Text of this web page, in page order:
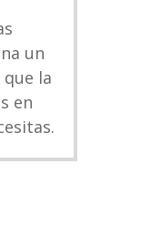
un
la
en